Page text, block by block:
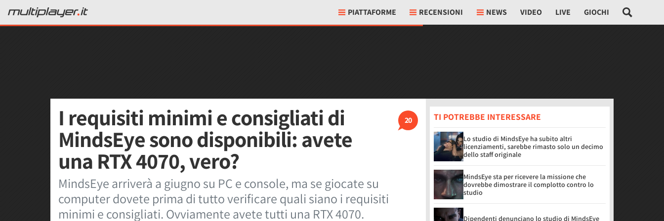
PIATTAFORME RECENSIONI NEWS VIDEO LIVE GIOCHI
20
I requisiti minimi e consigliati di
MindsEye sono disponibili: avete
una RTX 4070, vero?
MindsEye arriverà a giugno su PC e console, ma se giocate su
computer dovete prima di tutto verificare quali siano i requisiti
minimi e consigliati. Ovviamente avete tutti una RTX 4070.
TI POTREBBE INTERESSARE
Lo studio di MindsEye ha subito altri
licenziamenti, sarebbe rimasto solo un decimo
dello staff originale
MindsEye sta per ricevere la missione che
dovrebbe dimostrare il complotto contro lo
studio
Dipendenti denunciano lo studio di MindsEye